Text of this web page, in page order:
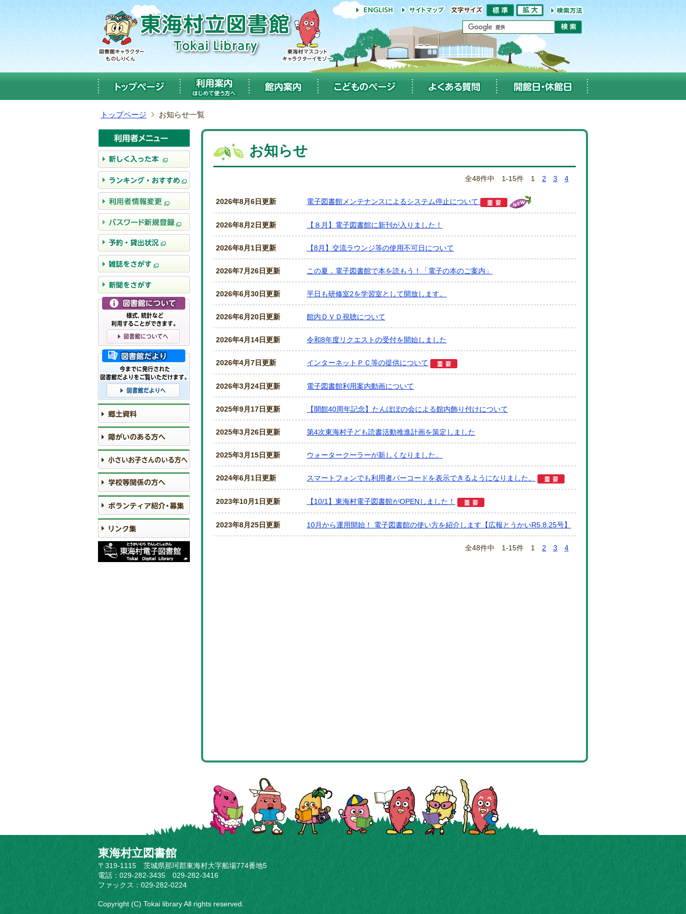
メ
ニ
プ
トップページ お知らせ一覧
お知らせ
全48件中 1-15件 1 2 3 4
2026年8月6日更新 電子図書館メンテナンスによるシステム停止について
2026年8月2日更新 【８月】電子図書館に新刊が入りました！
2026年8月1日更新 【8月】交流ラウンジ等の使用不可日について
2026年7月26日更新 この夏，電子図書館で本を読もう！「電子の本のご案内」
2026年6月30日更新 平日も研修室2を学習室として開放します。
2026年6月20日更新 館内ＤＶＤ視聴について
2026年4月14日更新 令和8年度リクエストの受付を開始しました
2026年4月7日更新 インターネットＰＣ等の提供について
2026年3月24日更新 電子図書館利用案内動画について
2025年9月17日更新 【開館40周年記念】たんぽぽの会による館内飾り付けについて
2025年3月26日更新 第4次東海村子ども読書活動推進計画を策定しました
2025年3月15日更新 ウォータークーラーが新しくなりました。
2024年6月1日更新 スマートフォンでも利用者バーコードを表示できるようになりました。
2023年10月1日更新 【10/1】東海村電子図書館がOPENしました！
2023年8月25日更新 10月から運用開始！ 電子図書館の使い方を紹介します【広報とうかいR5.8.25号】
全48件中 1-15件 1 2 3 4
東海村立図書館
〒319-1115 茨城県那珂郡東海村大字船場774番地5
電話：029-282-3435 029-282-3416
ファックス：029-282-0224
Copyright (C) Tokai library All rights reserved.